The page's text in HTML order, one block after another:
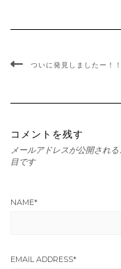
ついに発見しましたー！！
コメントを残す
メールアドレスが公開される
目です
NAME*
EMAIL ADDRESS*